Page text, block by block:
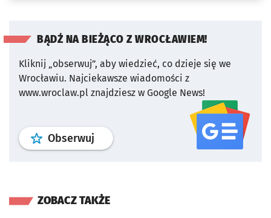
BĄDŹ NA BIEŻĄCO Z WROCŁAWIEM!
Kliknij „obserwuj”, aby wiedzieć, co dzieje się we
Wrocławiu. Najciekawsze wiadomości z
www.wroclaw.pl znajdziesz w Google News!
Obserwuj profil serwisu
ZOBACZ TAKŻE